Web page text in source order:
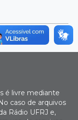
é livre mediante
caso de arquivos
Rádio UFRJ e,